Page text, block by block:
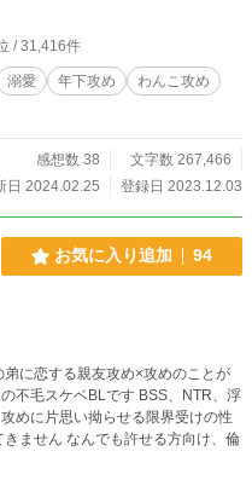
れないあの時から、凛太郎は逃
。リンクされるものもあるので、
います。 ◇◇◇ 鈴岡凛太
ょうとざき・かいち） 長田理央
/ 31,416件
溺愛 年下攻め
わんこ攻め
感想数 38
文字数 267,466
日 2024.02.25
登録日 2023.12.03
お気に入り追加 94
に恋する親友攻め×攻めのことが
不毛スケベBLです BSS、NTR、浮
めに片思い拗らせる限界受けの性
ません なんでも許せる方向け、倫